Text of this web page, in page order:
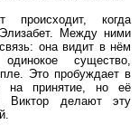
происходит, когда
Между ними
она видит в нём
существо,
Это пробуждает в
на принятие, но её
Виктор делают эту